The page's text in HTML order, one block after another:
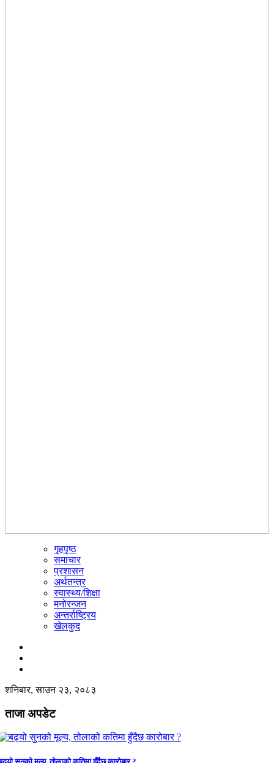
गृहपृष्ठ
समाचार
प्रशासन
अर्थतन्त्र
स्वास्थ्य/शिक्षा
मनोरन्जन
अन्तर्राष्ट्रिय
खेलकुद
शनिबार, साउन २३, २०८३
ताजा अपडेट